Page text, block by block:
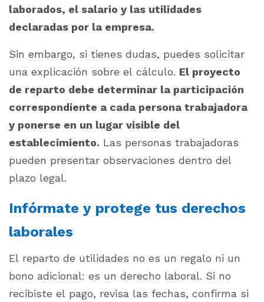
laborados, el salario y las utilidades
declaradas por la empresa.
Sin embargo, si tienes dudas, puedes solicitar
una explicación sobre el cálculo. El proyecto
de reparto debe determinar la participación
correspondiente a cada persona trabajadora
y ponerse en un lugar visible del
establecimiento. Las personas trabajadoras
pueden presentar observaciones dentro del
plazo legal.
Infórmate y protege tus derechos
laborales
El reparto de utilidades no es un regalo ni un
bono adicional: es un derecho laboral. Si no
recibiste el pago, revisa las fechas, confirma si